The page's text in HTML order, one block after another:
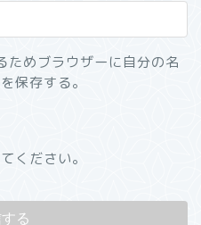
ためブラウザーに自分の名
保存する。
ください。